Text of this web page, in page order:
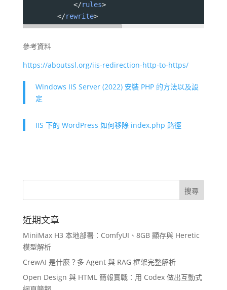
</rules>
</rewrite>
參考資料
https://aboutssl.org/iis-redirection-http-to-https/
Windows IIS Server (2022) 安裝 PHP 的方法以及設
定
IIS 下的 WordPress 如何移除 index.php 路徑
近期文章
MiniMax H3 本地部署：ComfyUI、8GB 顯存與 Heretic
模型解析
CrewAI 是什麼？多 Agent 與 RAG 框架完整解析
Open Design 與 HTML 簡報實戰：用 Codex 做出互動式